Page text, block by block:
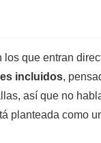
que entran
incluidos,
así que no
planteada como